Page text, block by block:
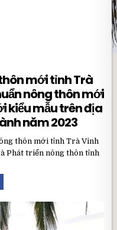
mới tỉnh Trà
nông thôn mới
kiểu mẫu trên địa
năm 2023
thôn mới tỉnh Trà Vinh
Phát triển nông thôn tỉnh